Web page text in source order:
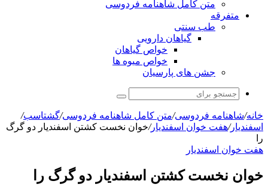
متن کامل شاهنامه فردوسی
متفرقه
طب سنتی
گیاهان دارویی
خواص گیاهان
خواص میوه ها
جشن های پارسیان
جستجو
برای
خانه/شاهنامه فردوسی/متن کامل شاهنامه فردوسی/گشتاسب/
اسفندیار/هفت خوان اسفندیار/خوان نخست کشتن اسفندیار دو گرگ
را
هفت خوان اسفندیار
خوان نخست کشتن اسفندیار دو گرگ را